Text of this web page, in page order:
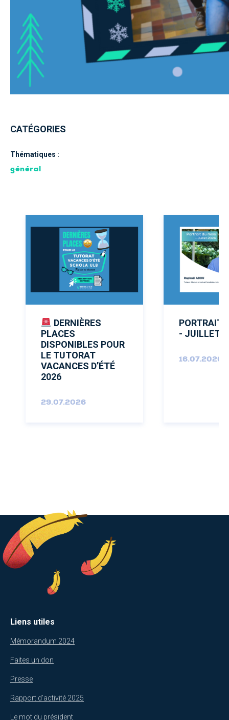
CATÉGORIES
Thématiques :
général
DERNIÈRES
PLACES
DISPONIBLES POUR
LE TUTORAT
VACANCES D’ÉTÉ
2026
29.07.2026
PORTRAIT
- JUILLET
16.07.2026
Liens utiles
Mémorandum 2024
Faites un don
Presse
Rapport d’activité 2025
Le mot du président